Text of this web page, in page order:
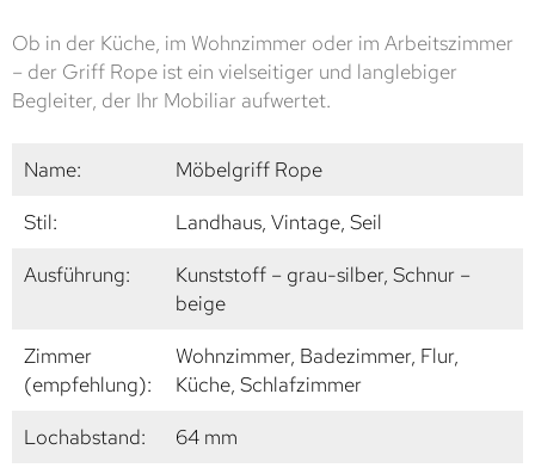
Ob in der Küche, im Wohnzimmer oder im Arbeitszimmer
– der Griff Rope ist ein vielseitiger und langlebiger
Begleiter, der Ihr Mobiliar aufwertet.
Name:
Möbelgriff Rope
Stil:
Landhaus, Vintage, Seil
Ausführung:
Kunststoff – grau-silber, Schnur –
beige
Zimmer
(empfehlung):
Wohnzimmer, Badezimmer, Flur,
Küche, Schlafzimmer
Lochabstand:
64 mm